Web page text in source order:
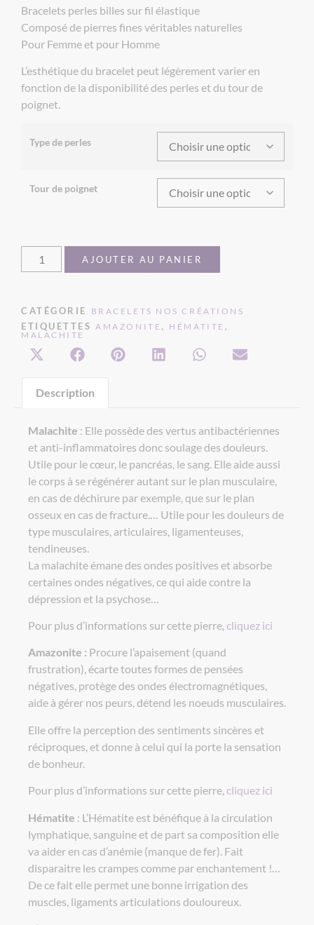
Bracelets perles billes sur fil élastique
Composé de pierres fines véritables naturelles
Pour Femme et pour Homme
L’esthétique du bracelet peut légèrement varier en
fonction de la disponibilité des perles et du tour de
poignet.
Type de perles
Tour de poignet
AJOUTER AU PANIER
CATÉGORIE BRACELETS NOS CRÉATIONS
ETIQUETTES AMAZONITE , HÉMATITE ,
MALACHITE
Description
Malachite : Elle possède des vertus antibactériennes
et anti-inflammatoires donc soulage des douleurs.
Utile pour le cœur, le pancréas, le sang. Elle aide aussi
le corps à se régénérer autant sur le plan musculaire,
en cas de déchirure par exemple, que sur le plan
osseux en cas de fracture.… Utile pour les douleurs de
type musculaires, articulaires, ligamenteuses,
tendineuses.
La malachite émane des ondes positives et absorbe
certaines ondes négatives, ce qui aide contre la
dépression et la psychose…
Pour plus d’informations sur cette pierre,cliquez ici
Amazonite : Procure l’apaisement (quand
frustration), écarte toutes formes de pensées
négatives, protège des ondes électromagnétiques,
aide à gérer nos peurs, détend les noeuds musculaires.
Elle offre la perception des sentiments sincères et
réciproques, et donne à celui qui la porte la sensation
de bonheur.
Pour plus d’informations sur cette pierre,cliquez ici
Hématite : L’Hématite est bénéfique à la circulation
lymphatique, sanguine et de part sa composition elle
va aider en cas d’anémie (manque de fer). Fait
disparaitre les crampes comme par enchantement !…
De ce fait elle permet une bonne irrigation des
muscles, ligaments articulations douloureux.